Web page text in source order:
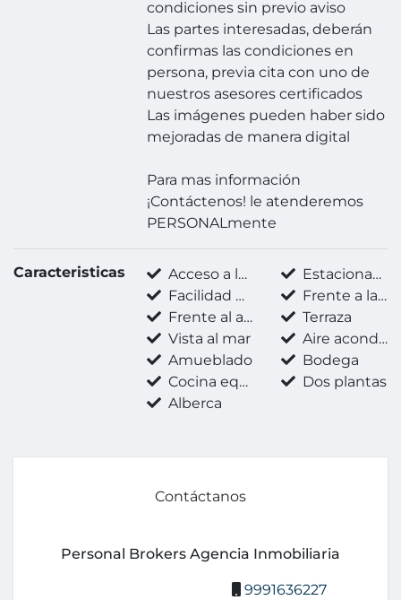
condiciones sin previo aviso
Las partes interesadas, deberán
confirmas las condiciones en
persona, previa cita con uno de
nuestros asesores certificados
Las imágenes pueden haber sido
mejoradas de manera digital
Para mas información
¡Contáctenos! le atenderemos
PERSONALmente
Caracteristicas Acceso a la playa
Estacionamiento techado
Facilidad para estacionarse
Frente a la playa
Frente al agua
Terraza
Vista al mar
Aire acondicionado
Amueblado
Bodega
Cocina equipada
Dos plantas
Alberca
Contáctanos
Personal Brokers Agencia Inmobiliaria
9991636227